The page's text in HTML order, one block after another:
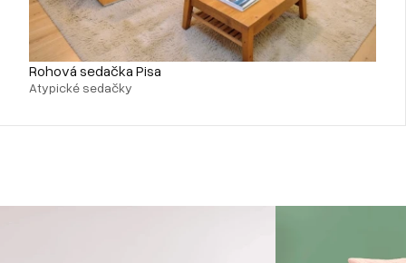
Rohová sedačka Pisa
Atypické sedačky